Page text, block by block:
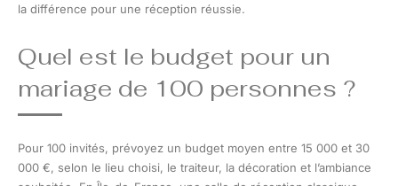
la différence pour une réception réussie.
Quel est le budget pour un
mariage de 100 personnes ?
Pour 100 invités, prévoyez un budget moyen entre 15 000 et 30
000 €, selon le lieu choisi, le traiteur, la décoration et l’ambiance